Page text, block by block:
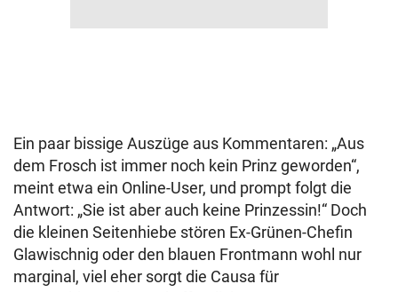
Ein paar bissige Auszüge aus Kommentaren: „Aus
dem Frosch ist immer noch kein Prinz geworden“,
meint etwa ein Online-User, und prompt folgt die
Antwort: „Sie ist aber auch keine Prinzessin!“ Doch
die kleinen Seitenhiebe stören Ex-Grünen-Chefin
Glawischnig oder den blauen Frontmann wohl nur
marginal, viel eher sorgt die Causa für